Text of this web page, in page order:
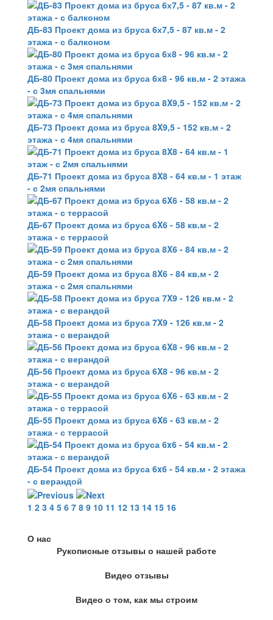
ДБ-83 Проект дома из бруса 6х7,5 - 87 кв.м - 2
этажа - с балконом
ДБ-80 Проект дома из бруса 6х8 - 96 кв.м - 2 этажа
- с 3мя спальнями
ДБ-73 Проект дома из бруса 8X9,5 - 152 кв.м - 2
этажа - с 4мя спальнями
ДБ-71 Проект дома из бруса 8X8 - 64 кв.м - 1 этаж
- с 2мя спальнями
ДБ-67 Проект дома из бруса 6X6 - 58 кв.м - 2
этажа - с террасой
ДБ-59 Проект дома из бруса 8X6 - 84 кв.м - 2
этажа - с 2мя спальнями
ДБ-58 Проект дома из бруса 7X9 - 126 кв.м - 2
этажа - с верандой
ДБ-56 Проект дома из бруса 6X8 - 96 кв.м - 2
этажа - с верандой
ДБ-55 Проект дома из бруса 6X6 - 63 кв.м - 2
этажа - с террасой
ДБ-54 Проект дома из бруса 6x6 - 54 кв.м - 2 этажа
- с верандой
1 2 3 4 5 6 7 8 9 10 11 12 13 14 15 16
О нас
Рукописные отзывы о нашей работе
Видео отзывы
Видео о том, как мы строим